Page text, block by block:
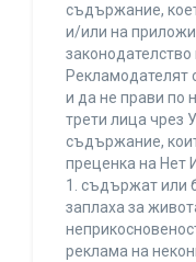
съдържание,
и/или на
Рекламодателят
и да не прави по
трети лица чрез
съдържание,
преценка на Нет
1. съдържат или
заплаха за
реклама на